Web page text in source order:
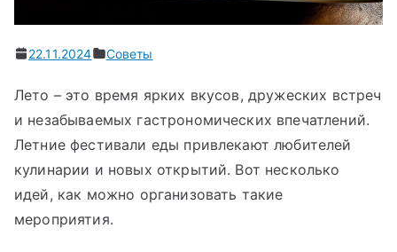
22.11.2024 Советы
Лето – это время ярких вкусов, дружеских встреч
и незабываемых гастрономических впечатлений.
Летние фестивали еды привлекают любителей
кулинарии и новых открытий. Вот несколько
идей, как можно организовать такие
мероприятия.